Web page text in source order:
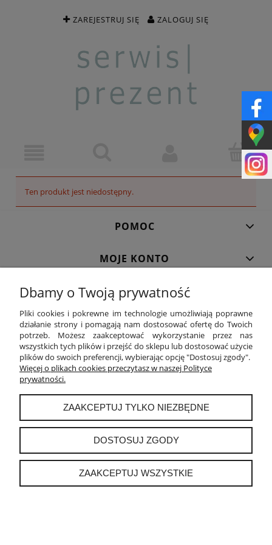
ZAREJESTRUJ SIĘ ZALOGUJ SIĘ
Ten produkt jest niedostępny.
POMOC
MOJE KONTO
PŁATNOŚCI I DOSTAWA
INFORMACJE
O NAS
POKAŻ PEŁNĄ WERSJĘ STRONY
Sklep internetowy Shoper.pl
Dbamy o Twoją prywatność
Pliki cookies i pokrewne im technologie umożliwiają poprawne
działanie strony i pomagają nam dostosować ofertę do Twoich
potrzeb. Możesz zaakceptować wykorzystanie przez nas
wszystkich tych plików i przejść do sklepu lub dostosować użycie
plików do swoich preferencji, wybierając opcję "Dostosuj zgody".
Więcej o plikach cookies przeczytasz w naszej Polityce
prywatności.
ZAAKCEPTUJ TYLKO NIEZBĘDNE
DOSTOSUJ ZGODY
ZAAKCEPTUJ WSZYSTKIE